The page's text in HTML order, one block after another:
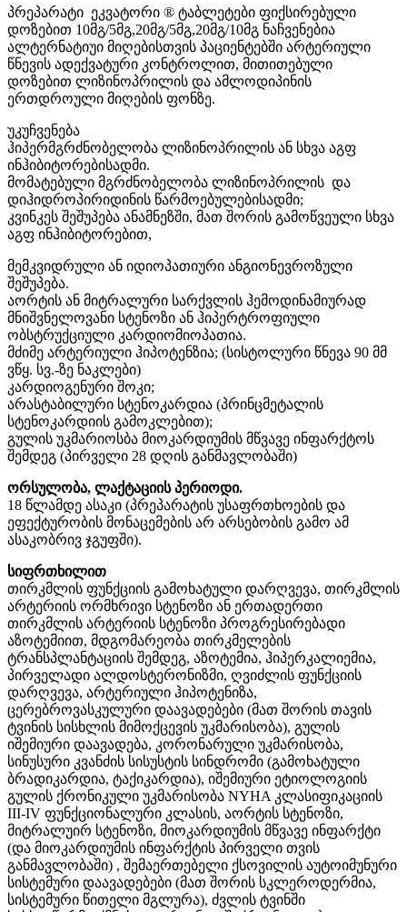
პრეპარატი ეკვატორი ® ტაბლეტები ფიქსირებული
დოზებით 10მგ/5მგ,20მგ/5მგ,20მგ/10მგ ნაჩვენებია
ალტერნატიუი მიღებისთვის პაციენტებში არტერიული
წნევის ადექვატური კონტროლით, მითითებული
დოზებით ლიზინოპრილის და ამლოდიპინის
ერთდროული მიღების ფონზე.
უკუჩვენება
ჰიპერმგრძნობელობა ლიზინოპრილის ან სხვა აგფ
ინჰიბიტორებისადმი.
მომატებული მგრძნობელობა ლიზინოპრილის და
დიჰიდროპირიდინის წარმოებულებისადმი;
კვინკეს შეშუპება ანამნეზში, მათ შორის გამოწვეული სხვა
აგფ ინჰიბიტორებით,
მემკვიდრული ან იდიოპათიური ანგიონევროზული
შეშუპება.
აორტის ან მიტრალური სარქვლის ჰემოდინამიურად
მნიშვნელოვანი სტენოზი ან ჰიპერტროფიული
ობსტრუქციული კარდიომიოპათია.
მძიმე არტერიული ჰიპოტენზია; (სისტოლური წნევა 90 მმ
ვწყ. სვ.-ზე ნაკლები)
კარდიოგენური შოკი;
არასტაბილური სტენოკარდია (პრინცმეტალის
სტენოკარდიის გამოკლებით);
გულის უკმარიოსბა მიოკარდიუმის მწვავე ინფარქტოს
შემდეგ (პირველი 28 დღის განმავლობაში)
ორსულობა, ლაქტაციის პერიოდი.
18 წლამდე ასაკი (პრეპარატის უსაფრთხოების და
ეფექტურობის მონაცემების არ არსებობის გამო ამ
ასაკობრივ ჯგუფში).
სიფრთხილით
თირკმლის ფუნქციის გამოხატული დარღვევა, თირკმლის
არტერიის ორმხრივი სტენოზი ან ერთადერთი
თირკმლის არტერიის სტენოზი პროგრესირებადი
აზოტემიით, მდგომარეობა თირკმელების
ტრანსპლანტაციის შემდეგ, აზოტემია, ჰიპერკალიემია,
პირველადი ალდოსტერონიზმი, ღვიძლის ფუნქციის
დარღვევა, არტერიული ჰიპოტენიზა,
ცერებროვასკულური დაავადებები (მათ შორის თავის
ტვინის სისხლის მიმოქცევის უკმარისობა), გულის
იშემიური დაავადება, კორონარული უკმარისობა,
სინუსური კვანძის სისუსტის სინდრომი (გამოხატული
ბრადიკარდია, ტაქიკარდია), იშემიური ეტიოლოგიის
გულის ქრონიკული უკმარისობა NYHA კლასიფიკაციის
III-IV ფუნქციონალური კლასის, აორტის სტენოზი,
მიტრალუირ სტენოზი, მიოკარდიუმის მწვავე ინფარქტი
(და მიოკარდიუმის ინფარქტის პირველი თვის
განმავლობაში) , შემაერთებელი ქსოვილის აუტოიმუნური
სისტემური დაავადებები (მათ შორის სკლეროდერმია,
სისტემური წითელი მგლურა), ძვლის ტვინში